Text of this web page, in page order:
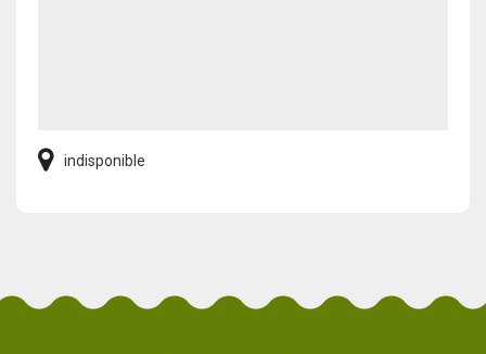
indisponible